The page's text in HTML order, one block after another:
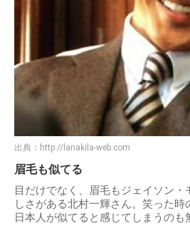
出典： http://lanakila-web.com
眉毛も似てる
目だけでなく、眉毛もジェイソン・
しさがある北村一輝さん。笑った
日本人が似てると感じてしまうのも